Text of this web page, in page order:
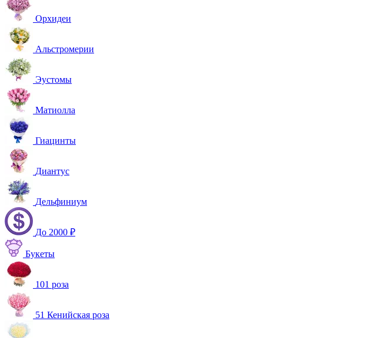
Орхидеи
Альстромерии
Эустомы
Матиолла
Гиацинты
Диантус
Дельфиниум
До 2000 ₽
Букеты
101 роза
51 Кенийская роза